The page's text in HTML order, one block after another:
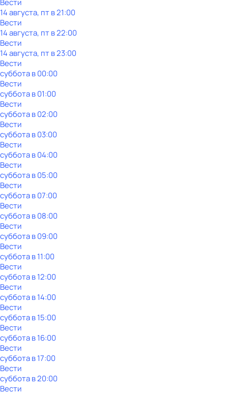
Вести
14 августа, пт в 21:00
Вести
14 августа, пт в 22:00
Вести
14 августа, пт в 23:00
Вести
субботав00:00
Вести
субботав01:00
Вести
субботав02:00
Вести
субботав03:00
Вести
субботав04:00
Вести
субботав05:00
Вести
субботав07:00
Вести
субботав08:00
Вести
субботав09:00
Вести
субботав11:00
Вести
субботав12:00
Вести
субботав14:00
Вести
субботав15:00
Вести
субботав16:00
Вести
субботав17:00
Вести
субботав20:00
Вести